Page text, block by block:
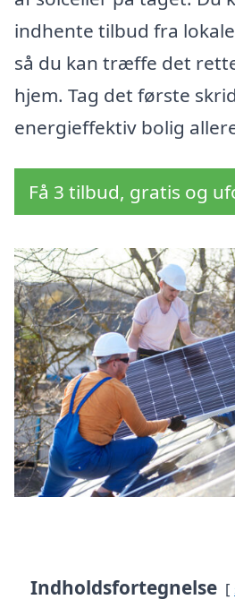
indhente tilbud fra
så du kan træffe det
hjem. Tag det første
energieffektiv bolig
Få 3 tilbud, gratis og
Indholdsfortegnelse